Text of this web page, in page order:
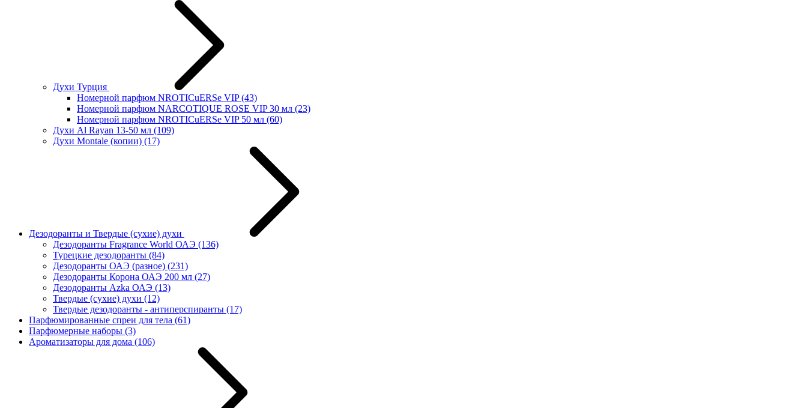
Духи Турция
Номерной парфюм NROTICuERSe VIP(43)
Номерной парфюм NARCOTIQUE ROSE VIP 30 мл (23)
Номерной парфюм NROTICuERSe VIP 50 мл (60)
Духи Al Rayan 13-50 мл (109)
Духи Montale (копии) (17)
Дезодоранты и Твердые (сухие) духи
Дезодоранты Fragrance World ОАЭ (136)
Турецкие дезодоранты (84)
Дезодоранты ОАЭ (разное) (231)
Дезодоранты Корона ОАЭ 200 мл (27)
Дезодоранты Azka ОАЭ (13)
Твердые (сухие) духи (12)
Твердые дезодоранты - антиперспиранты (17)
Парфюмированные спреи для тела (61)
Парфюмерные наборы (3)
Ароматизаторы для дома (106)